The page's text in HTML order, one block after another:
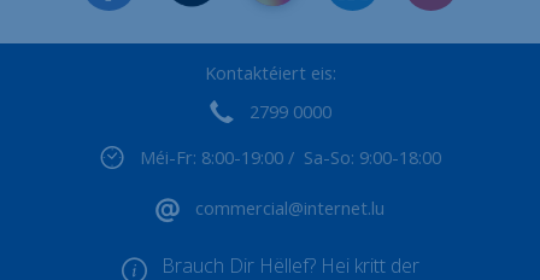
Kontaktéiert eis:
2799 0000
Méi-Fr: 8:00-19:00 / Sa-So: 9:00-18:00
commercial@internet.lu
Brauch Dir Hëllef? Hei kritt der